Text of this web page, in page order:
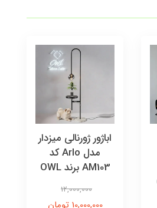
اباژور ژورنالی میزدار
مدل Arlo کد
AM103 برند OWL
12,000,000
10,000,000 تومان